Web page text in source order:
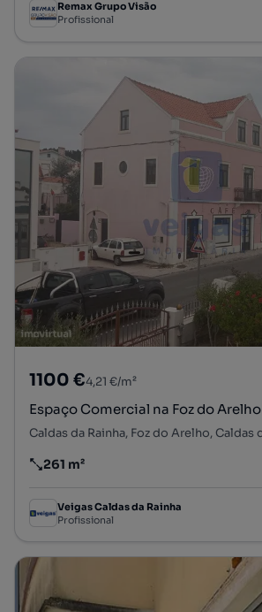
Remax Grupo Visão
Profissional
1100 €4,21 €/m²
Espaço Comercial na Foz do Arelho
Caldas da Rainha, Foz do Arelho, Caldas
Preço por metro quadrado
261 m²
Veigas Caldas da Rainha
Profissional